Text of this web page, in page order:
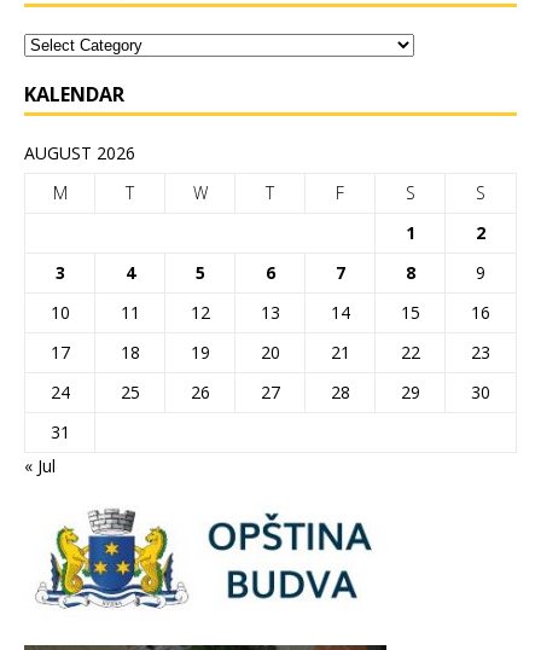
KALENDAR
AUGUST 2026
M
T W T F S
S
1
2
3
4 5 6 7 8
9
10
11 12 13 14 15
16
17
18 19 20 21 22
23
24
25 26 27 28 29
30
31
« Jul